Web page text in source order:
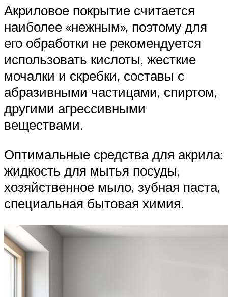
Акриловое покрытие считается
наиболее «нежным», поэтому для
его обработки не рекомендуется
использовать кислоты, жесткие
мочалки и скребки, составы с
абразивными частицами, спиртом,
другими агрессивными
веществами.
Оптимальные средства для акрила:
жидкость для мытья посуды,
хозяйственное мыло, зубная паста,
специальная бытовая химия.